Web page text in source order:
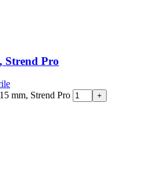
Strend Pro
mm, Strend Pro